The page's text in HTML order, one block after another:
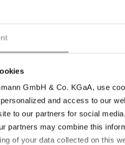
GmbH & Co. KGaA, use
and access to our
to our partners for social
partners may combine this
of your data collected on this